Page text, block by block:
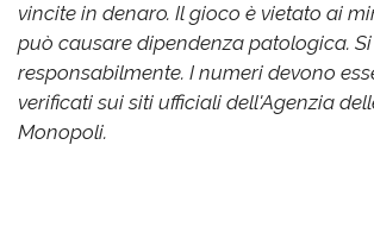
vincite in denaro. Il gioco è vietato ai
può causare dipendenza patologica.
responsabilmente. I numeri devono
verificati sui siti ufficiali dell'Agenzia
Monopoli.